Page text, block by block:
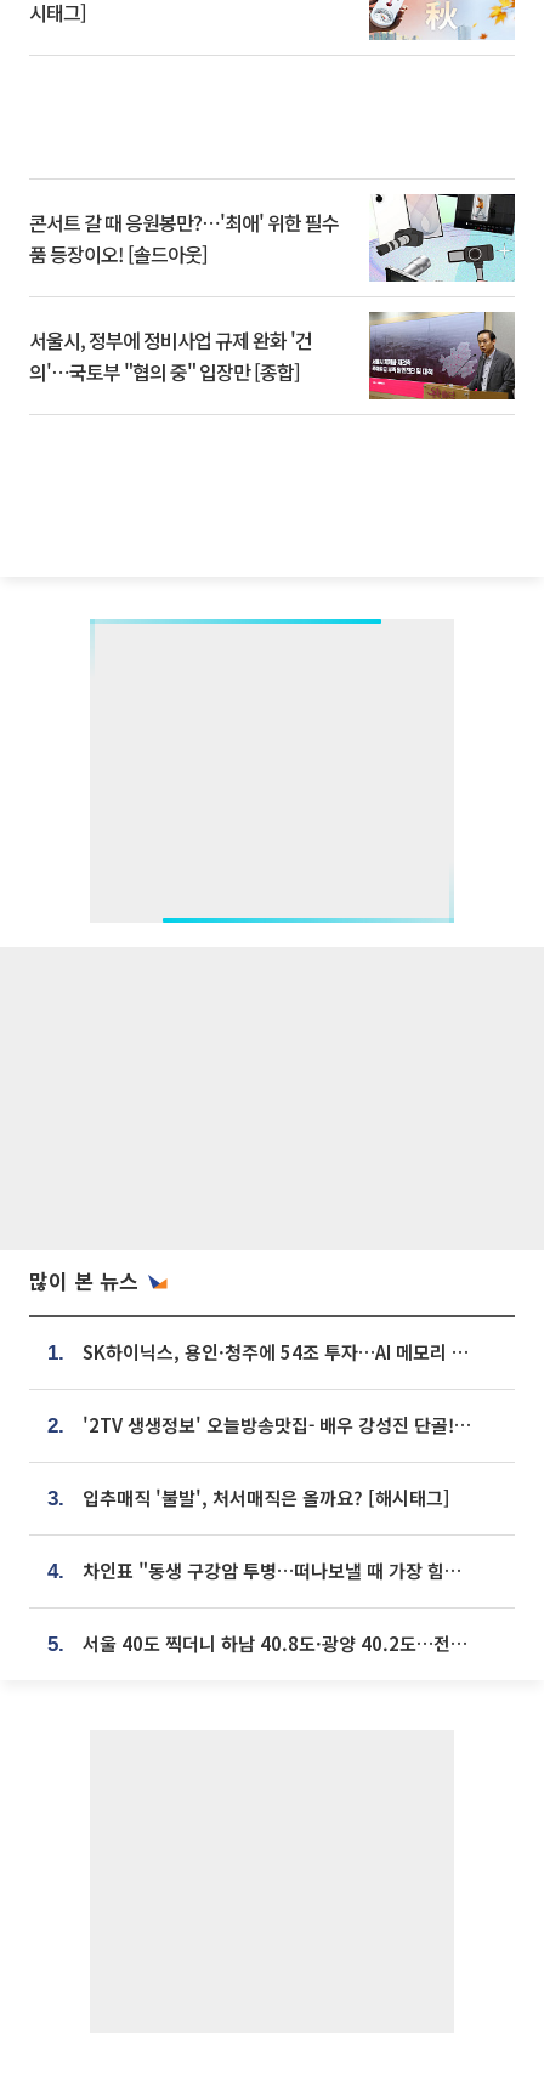
시태그]
콘서트 갈 때 응원봉만?⋯'최애' 위한 필수
품 등장이오! [솔드아웃]
서울시, 정부에 정비사업 규제 완화 '건
의'⋯국토부 "협의 중" 입장만 [종합]
많이 본 뉴스
1. SK하이닉스, 용인·청주에 54조 투자…AI 메모리 생산기지 키운다
2. '2TV 생생정보' 오늘방송맛집- 배우 강성진 단골! 쌀국수ㆍ푸팟퐁 커리 맛집 '블○○○'
3. 입추매직 '불발', 처서매직은 올까요? [해시태그]
4. 차인표 "동생 구강암 투병…떠나보낼 때 가장 힘들었다”
5. 서울 40도 찍더니 하남 40.8도·광양 40.2도…전국 '펄펄'